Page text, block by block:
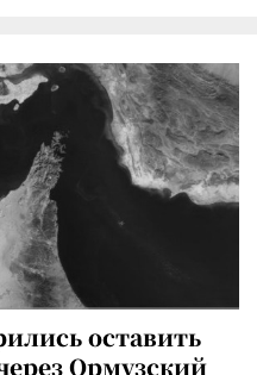
оставить
Ормузский